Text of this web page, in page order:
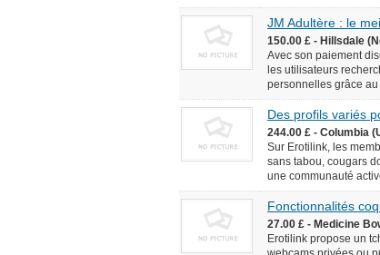
JM Adultère : le
150.00 £ - Hillsdale
Avec son paiement
les utilisateurs
personnelles grâce
Des profils variés
244.00 £ - Columbia
Sur Erotilink, les
sans tabou, cougars
une communauté
Fonctionnalités
27.00 £ - Medicine
Erotilink propose un